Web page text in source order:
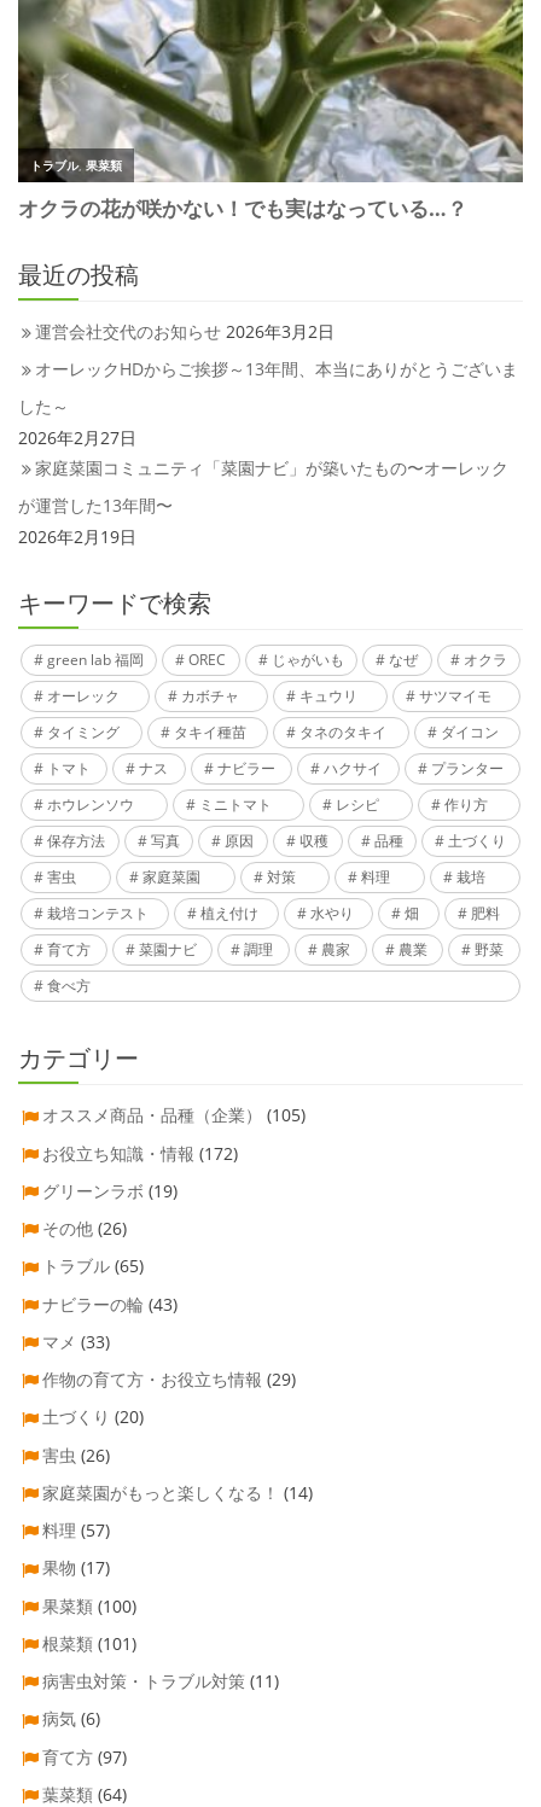
最近の投稿
運営会社交代のお知らせ 2026年3月2日
オーレックHDからご挨拶～13年間、本当にありがとうございま
した～
2026年2月27日
家庭菜園コミュニティ「菜園ナビ」が築いたもの〜オーレック
が運営した13年間〜
2026年2月19日
キーワードで検索
green lab 福岡 OREC じゃがいも なぜ
オクラ
オーレック
カボチャ キュウリ
サツマイモ
タイミング
タキイ種苗 タネのタキイ
ダイコン
トマト
ナス ナビラー ハクサイ
プランター
ホウレンソウ
ミニトマト レシピ
作り方
保存方法
写真 原因 収穫 品種
土づくり
害虫
家庭菜園 対策 料理
栽培
栽培コンテスト
植え付け 水やり 畑
肥料
育て方
菜園ナビ 調理 農家 農業
野菜
食べ方
カテゴリー
オススメ商品・品種（企業）
(105)
お役立ち知識・情報 (172)
グリーンラボ (19)
その他 (26)
トラブル (65)
ナビラーの輪 (43)
マメ (33)
作物の育て方・お役立ち情報 (29)
土づくり (20)
害虫 (26)
家庭菜園がもっと楽しくなる！ (14)
料理 (57)
果物 (17)
果菜類 (100)
根菜類 (101)
病害虫対策・トラブル対策 (11)
病気 (6)
育て方 (97)
葉菜類 (64)